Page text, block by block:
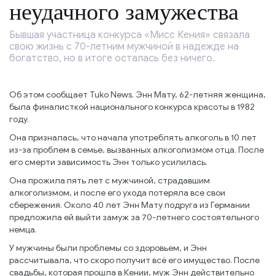
неудачного замужества
Бывшая участница конкурса «Мисс Кения» связала
свою жизнь с 70-летним мужчиной в надежде на
богатство, но в итоге осталась без ничего.
Об этом сообщает Tuko News. Энн Мату, 62-летняя женщина,
была финалисткой национального конкурса красоты в 1982
году.
Она призналась, что начала употреблять алкоголь в 10 лет
из-за проблем в семье, вызванных алкоголизмом отца. После
его смерти зависимость Энн только усилилась.
Она прожила пять лет с мужчиной, страдавшим
алкоголизмом, и после его ухода потеряла все свои
сбережения. Около 40 лет Энн Мату подруга из Германии
предложила ей выйти замуж за 70-летнего состоятельного
немца.
У мужчины были проблемы со здоровьем, и Энн
рассчитывала, что скоро получит всё его имущество. После
свадьбы, которая прошла в Кении, муж Энн действительно